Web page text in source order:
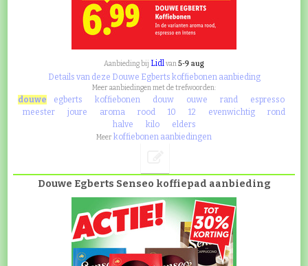
Aanbieding bij Lidlvan5-9 aug
Details van deze Douwe Egberts koffiebonen aanbieding
Meer aanbiedingen met de trefwoorden:
douwe egberts koffiebonen douw ouwe rand
espresso
meester
joure aroma rood 10 12 evenwichtig
rond
halve
kilo elders
Meer koffiebonen aanbiedingen
Douwe Egberts Senseo koffiepad aanbieding